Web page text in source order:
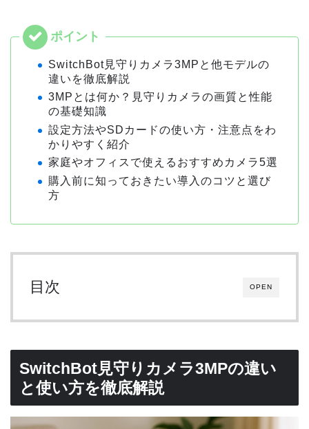
SwitchBot見守りカメラ3MPと他モデルの
違いを徹底解説
3MPとは何か？見守りカメラの画質と性能
の基礎知識
設定方法やSDカードの使い方・注意点をわ
かりやすく紹介
家庭やオフィスで使えるおすすめカメラ5選
購入前に知っておきたい導入のコツと選び
方
OPEN
目次
SwitchBot見守りカメラ3MPの違い
と使い方を徹底解説